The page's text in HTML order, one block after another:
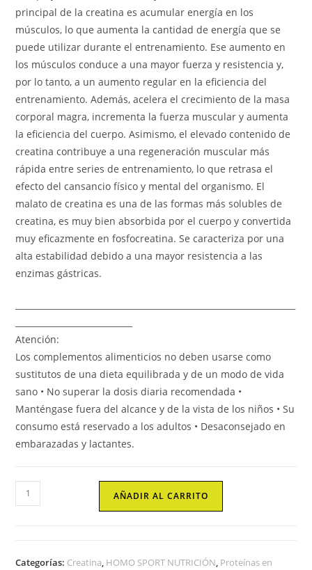
principal de la creatina es acumular energía en los
músculos, lo que aumenta la cantidad de energía que se
puede utilizar durante el entrenamiento. Ese aumento en
los músculos conduce a una mayor fuerza y ​​resistencia y,
por lo tanto, a un aumento regular en la eficiencia del
entrenamiento. Además, acelera el crecimiento de la masa
corporal magra, incrementa la fuerza muscular y aumenta
la eficiencia del cuerpo. Asimismo, el elevado contenido de
creatina contribuye a una regeneración muscular más
rápida entre series de entrenamiento, lo que retrasa el
efecto del cansancio físico y mental del organismo. El
malato de creatina es una de las formas más solubles de
creatina, es muy bien absorbida por el cuerpo y convertida
muy eficazmente en fosfocreatina. Se caracteriza por una
alta estabilidad debido a una mayor resistencia a las
enzimas gástricas.
Atención:
Los complementos alimenticios no deben usarse como
sustitutos de una dieta equilibrada y de un modo de vida
sano • No superar la dosis diaria recomendada •
Manténgase fuera del alcance y de la vista de los niños • Su
consumo está reservado a los adultos • Desaconsejado en
embarazadas y lactantes.
TRI-
CREATINA
AÑADIR AL CARRITO
Categorías: Creatina, HOMO SPORT NUTRICIÓN, Proteínas en